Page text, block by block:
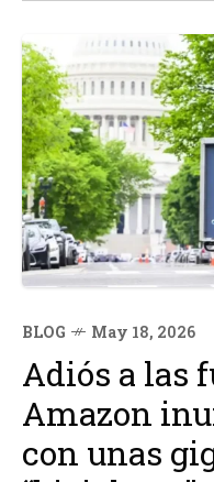
BLOG May 18, 2026
Adiós a las
Amazon
con unas